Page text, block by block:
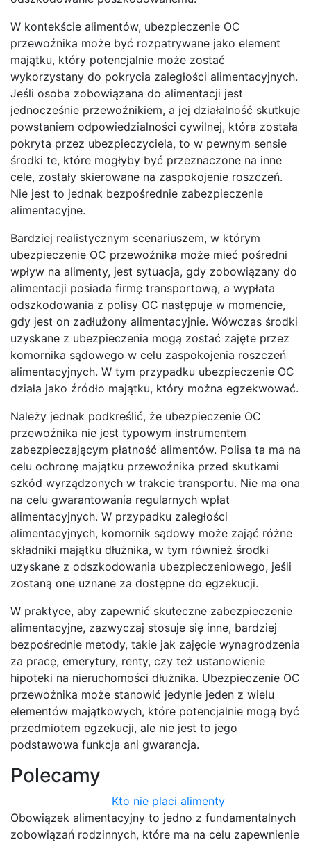
W kontekście alimentów, ubezpieczenie OC
przewoźnika może być rozpatrywane jako element
majątku, który potencjalnie może zostać
wykorzystany do pokrycia zaległości alimentacyjnych.
Jeśli osoba zobowiązana do alimentacji jest
jednocześnie przewoźnikiem, a jej działalność skutkuje
powstaniem odpowiedzialności cywilnej, która została
pokryta przez ubezpieczyciela, to w pewnym sensie
środki te, które mogłyby być przeznaczone na inne
cele, zostały skierowane na zaspokojenie roszczeń.
Nie jest to jednak bezpośrednie zabezpieczenie
alimentacyjne.
Bardziej realistycznym scenariuszem, w którym
ubezpieczenie OC przewoźnika może mieć pośredni
wpływ na alimenty, jest sytuacja, gdy zobowiązany do
alimentacji posiada firmę transportową, a wypłata
odszkodowania z polisy OC następuje w momencie,
gdy jest on zadłużony alimentacyjnie. Wówczas środki
uzyskane z ubezpieczenia mogą zostać zajęte przez
komornika sądowego w celu zaspokojenia roszczeń
alimentacyjnych. W tym przypadku ubezpieczenie OC
działa jako źródło majątku, który można egzekwować.
Należy jednak podkreślić, że ubezpieczenie OC
przewoźnika nie jest typowym instrumentem
zabezpieczającym płatność alimentów. Polisa ta ma na
celu ochronę majątku przewoźnika przed skutkami
szkód wyrządzonych w trakcie transportu. Nie ma ona
na celu gwarantowania regularnych wpłat
alimentacyjnych. W przypadku zaległości
alimentacyjnych, komornik sądowy może zająć różne
składniki majątku dłużnika, w tym również środki
uzyskane z odszkodowania ubezpieczeniowego, jeśli
zostaną one uznane za dostępne do egzekucji.
W praktyce, aby zapewnić skuteczne zabezpieczenie
alimentacyjne, zazwyczaj stosuje się inne, bardziej
bezpośrednie metody, takie jak zajęcie wynagrodzenia
za pracę, emerytury, renty, czy też ustanowienie
hipoteki na nieruchomości dłużnika. Ubezpieczenie OC
przewoźnika może stanowić jedynie jeden z wielu
elementów majątkowych, które potencjalnie mogą być
przedmiotem egzekucji, ale nie jest to jego
podstawowa funkcja ani gwarancja.
Polecamy
Kto nie placi alimenty
Obowiązek alimentacyjny to jedno z fundamentalnych
zobowiązań rodzinnych, które ma na celu zapewnienie